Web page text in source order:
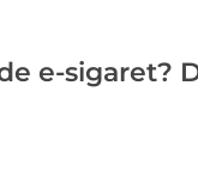
e-sigaret?